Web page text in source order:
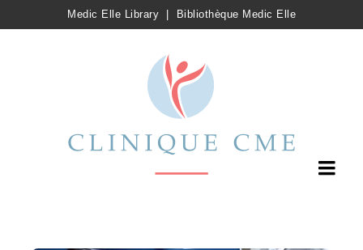
Medic Elle Library Bibliothèque Medic Elle